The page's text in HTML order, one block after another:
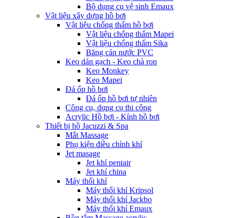
Bộ dụng cụ vệ sinh Emaux
Vật liệu xây dựng hồ bơi
Vật liệu chống thấm hồ bơi
Vật liệu chống thấm Mapei
Vật liệu chống thấm Sika
Băng cản nước PVC
Keo dán gạch - Keo chà ron
Keo Monkey
Keo Mapei
Đá ốp hồ bơi
Đá ốp hồ bơi tự nhiên
Công cụ, dụng cụ thi công
Acrylic Hồ bơi - Kính hồ bơi
Thiết bị hồ Jacuzzi & Spa
Mắt Massage
Phụ kiện điều chỉnh khí
Jet masage
Jet khí pentair
Jet khí china
Máy thổi khí
Máy thổi khí Kripsol
Máy thổi khí Jackbo
Máy thổi khí Emaux